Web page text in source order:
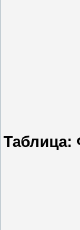
Таблица: